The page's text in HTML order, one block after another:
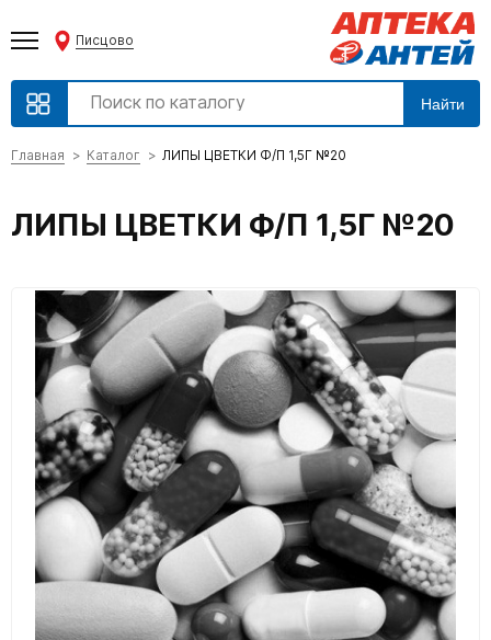
Писцово
Найти
Главная Каталог ЛИПЫ ЦВЕТКИ Ф/П 1,5Г №20
ЛИПЫ ЦВЕТКИ Ф/П 1,5Г №20